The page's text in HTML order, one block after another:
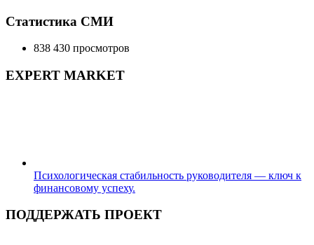
Статистика СМИ
838 430 просмотров
EXPERT MARKET
Психологическая стабильность руководителя — ключ к
финансовому успеху.
ПОДДЕРЖАТЬ ПРОЕКТ